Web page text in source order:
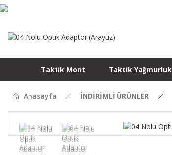
Taktik Mont Taktik Yağmurluk
Anasayfa İNDİRİMLİ ÜRÜNLER